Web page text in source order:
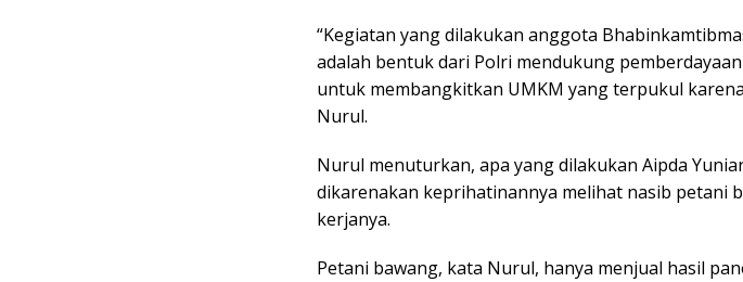
“Kegiatan yang dilakukan anggota
adalah bentuk dari Polri mendukung
untuk membangkitkan UMKM yang terpukul
Nurul.
Nurul menuturkan, apa yang dilakukan Aipda
dikarenakan keprihatinannya melihat nasib petani
kerjanya.
Petani bawang, kata Nurul, hanya menjual hasil